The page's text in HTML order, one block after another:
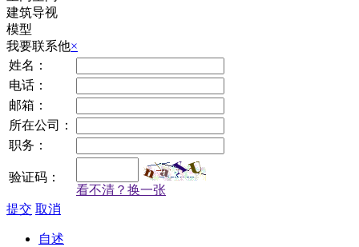
建筑导视
模型
我要联系他×
姓名：
电话：
邮箱：
所在公司：
职务：
验证码：
看不清？换一张
提交 取消
自述